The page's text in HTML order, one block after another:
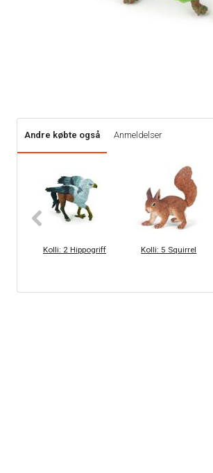
Andre købte også Anmeldelser
Kolli: 2 Hippogriff Kolli: 5 Squirrel